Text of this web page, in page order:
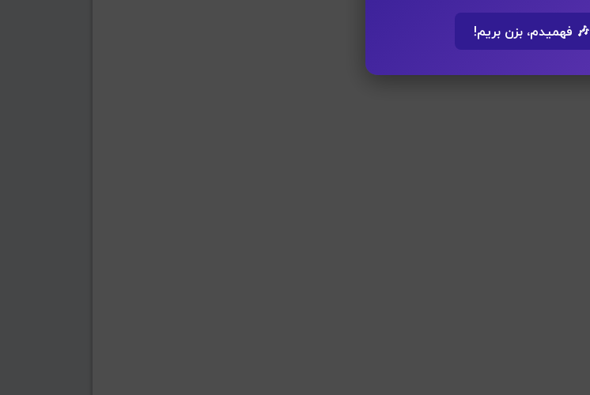
🎶 فهمیدم، بزن بریم!